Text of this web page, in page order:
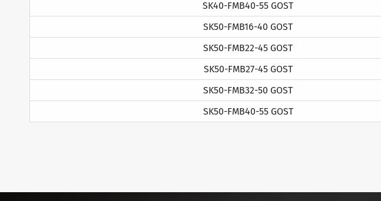
SK40-FMB40-55 GOST
SK50-FMB16-40 GOST
SK50-FMB22-45 GOST
SK50-FMB27-45 GOST
SK50-FMB32-50 GOST
SK50-FMB40-55 GOST